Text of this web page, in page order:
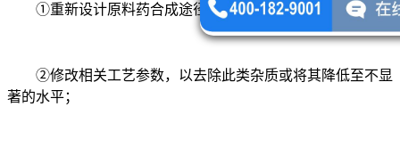
①重新设计原料药合成途径，以避免引入有问题的杂质；
②修改相关工艺参数，以去除此类杂质或将其降低至不显
著的水平；